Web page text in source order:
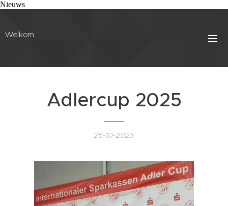
Nieuws
Welkom
Adlercup 2025
26-10-2025